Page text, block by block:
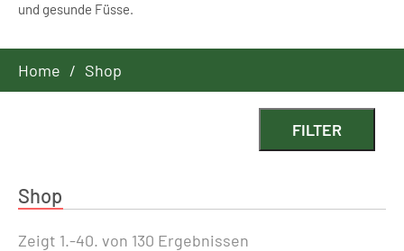
und gesunde Füsse.
Home Shop
Shop
Zeigt 1.-40. von 130 Ergebnissen
FILTER